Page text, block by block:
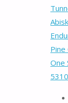
Pine
One